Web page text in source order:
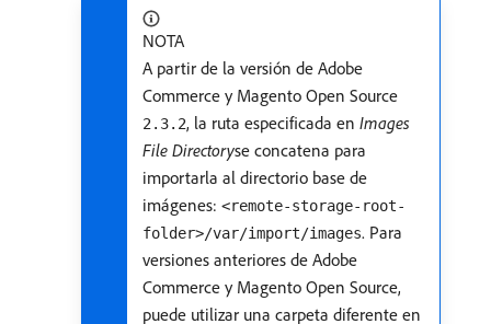
NOTA
A partir de la versión de Adobe
Commerce y Magento Open Source
2.3.2, la ruta especificada en Images
File Directory​se concatena para
importarla al directorio base de
imágenes: <remote-storage-root-
folder>/var/import/images. Para
versiones anteriores de Adobe
Commerce y Magento Open Source,
puede utilizar una carpeta diferente en